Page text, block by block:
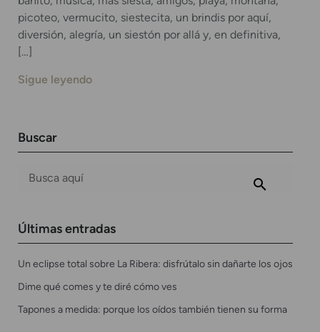
picoteo, vermucito, siestecita, un brindis por aquí,
diversión, alegría, un siestón por allá y, en definitiva,
[…]
Sigue leyendo
Buscar
Últimas entradas
Un eclipse total sobre La Ribera: disfrútalo sin dañarte los ojos
Dime qué comes y te diré cómo ves
Tapones a medida: porque los oídos también tienen su forma